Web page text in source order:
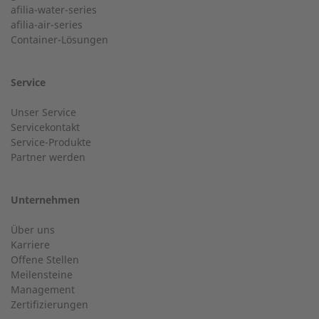
Postleitzahl
Nachname
Ort
E-Mail
Telefonnummer
24-h-Service bis 50 kW
Service Hotline für eine Installation bis 50 kW (g-box 20
und g-box 50).
+49 (0) 2568 9347-2707
Kundenservice
Haben Sie allgemeine Fragen?
+49 (0) 2568 9347-0
afilia-water-series
afilia-air-series
Container-Lösungen
Service
Unser Service
Servicekontakt
Service-Produkte
Partner werden
Unternehmen
Über uns
Karriere
Offene Stellen
Meilensteine
Management
Zertifizierungen